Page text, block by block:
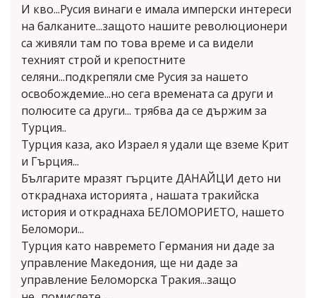
И кво...Русия винаги е имала имперски интереси
на балканите...защото нашите революционери
са живяли там по това време и са видели
техният строй и крепостните
селяни...подкрепяли сме Русия за нашето
освобождемие...но сега времената са други и
полюсите са други... трябва да се държим за
Турция..
Турция каза, ако Израел я удали ще вземе Крит
и Гърция...
Българите мразят гърците ДАНАЙЦИ дето ни
откраднаха историята , нашата тракийска
история и откраднаха БЕЛОМОРИЕТО, нашето
Беломори...
Турция като навремето Германия ни даде за
управление Македония, ще ни даде за
управление Беломорска Тракия...защо